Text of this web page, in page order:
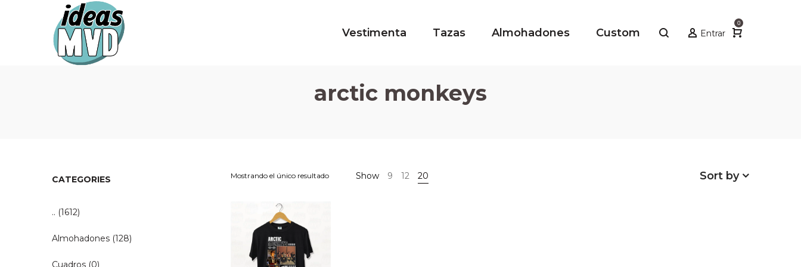
Ideas
Ideas Entrar
0
Vestimenta Tazas Almohadones Custom
arctic monkeys
Mostrando el único resultado Show 9 12 20 Sort by
CATEGORIES
.. (1612)
Almohadones (128)
Cuadros (0)